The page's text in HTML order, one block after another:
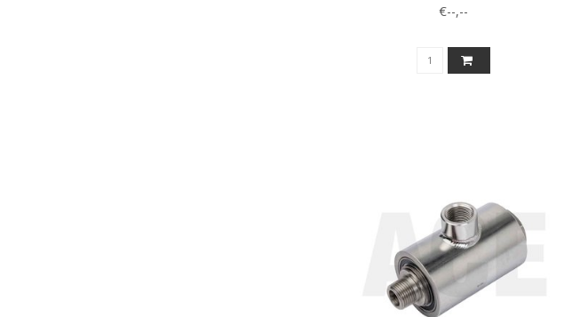
€--,--